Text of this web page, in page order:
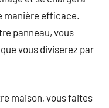
manière efficace.
panneau, vous
vous diviserez par
maison, vous faites